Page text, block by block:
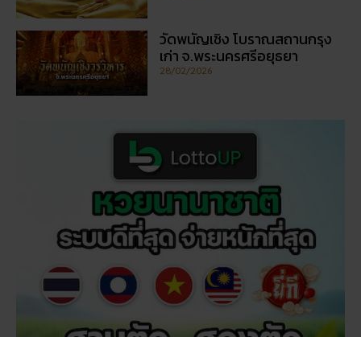
วัดพนัญเชิง โบราณสถานกรุง
เก่า จ.พระนครศรีอยุธยา
28/02/2026